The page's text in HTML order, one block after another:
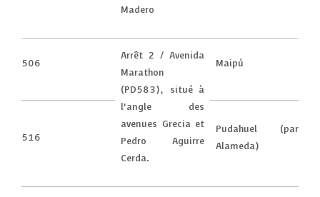
Madero
506
Arrêt 2 / Avenida
Marathon
(PD583), situé à
l’angle des
avenues Grecia et
Pedro Aguirre
Cerda.
Maipú
516
Pudahuel (par
Alameda)